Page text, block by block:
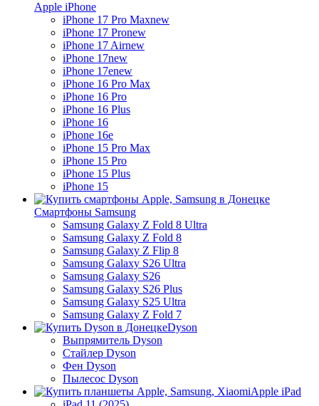
Apple iPhone
iPhone 17 Pro Maxnew
iPhone 17 Pronew
iPhone 17 Airnew
iPhone 17new
iPhone 17enew
iPhone 16 Pro Max
iPhone 16 Pro
iPhone 16 Plus
iPhone 16
iPhone 16e
iPhone 15 Pro Max
iPhone 15 Pro
iPhone 15 Plus
iPhone 15
Смартфоны Samsung
Samsung Galaxy Z Fold 8 Ultra
Samsung Galaxy Z Fold 8
Samsung Galaxy Z Flip 8
Samsung Galaxy S26 Ultra
Samsung Galaxy S26
Samsung Galaxy S26 Plus
Samsung Galaxy S25 Ultra
Samsung Galaxy Z Fold 7
Dyson
Выпрямитель Dyson
Стайлер Dyson
Фен Dyson
Пылесос Dyson
Apple iPad